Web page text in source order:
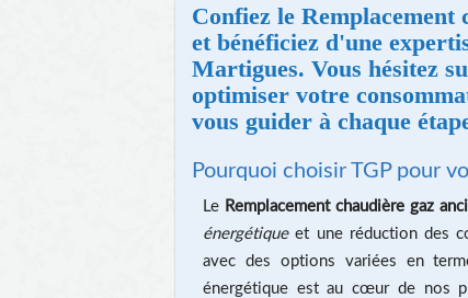
Confiez le Remplacement
et bénéficiez d'une
Martigues. Vous hésitez
optimiser votre
vous guider à chaque
Pourquoi choisir TGP pour
Le Remplacement chaudière gaz
énergétiqueet une réduction des
avec des options variées en
énergétique est au cœur de nos